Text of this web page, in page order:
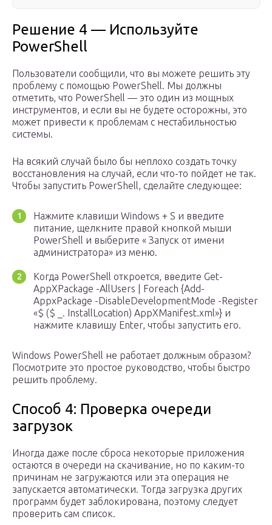
Решение 4 — Используйте
PowerShell
Пользователи сообщили, что вы можете решить эту
проблему с помощью PowerShell. Мы должны
отметить, что PowerShell — это один из мощных
инструментов, и если вы не будете осторожны, это
может привести к проблемам с нестабильностью
системы.
На всякий случай было бы неплохо создать точку
восстановления на случай, если что-то пойдет не так.
Чтобы запустить PowerShell, сделайте следующее:
Нажмите клавиши Windows + S и введите
питание, щелкните правой кнопкой мыши
PowerShell и выберите « Запуск от имени
администратора» из меню.
Когда PowerShell откроется, введите Get-
AppXPackage -AllUsers | Foreach {Add-
AppxPackage -DisableDevelopmentMode -Register
«$ ($ _. InstallLocation) AppXManifest.xml»} и
нажмите клавишу Enter, чтобы запустить его.
Windows PowerShell не работает должным образом?
Посмотрите это простое руководство, чтобы быстро
решить проблему.
Способ 4: Проверка очереди
загрузок
Иногда даже после сброса некоторые приложения
остаются в очереди на скачивание, но по каким-то
причинам не загружаются или эта операция не
запускается автоматически. Тогда загрузка других
программ будет заблокирована, поэтому следует
проверить сам список.